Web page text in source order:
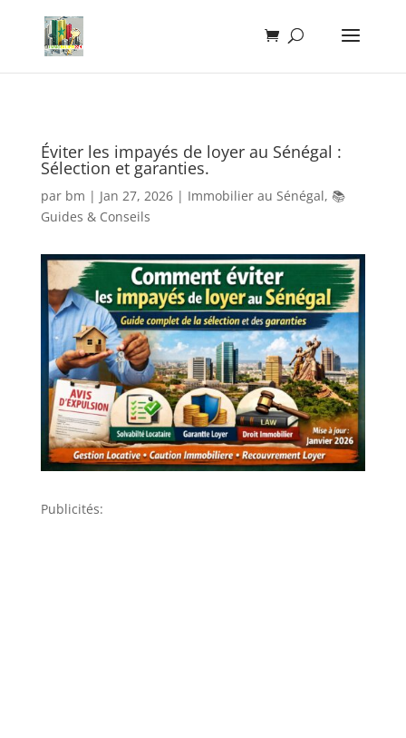
Éviter les impayés de loyer au Sénégal :
Sélection et garanties.
par bm | Jan 27, 2026| Immobilier au Sénégal, 📚
Guides & Conseils
Publicités: